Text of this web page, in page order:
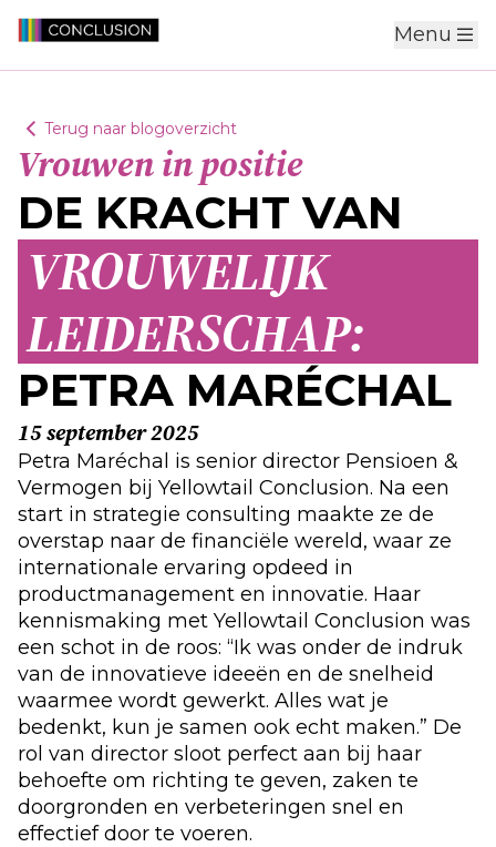
Menu
Terug naar blogoverzicht
Vrouwen in positie
DE KRACHT VAN
VROUWELIJK
LEIDERSCHAP:
PETRA MARÉCHAL
15 september 2025
Petra Maréchal is senior director Pensioen &
Vermogen bij Yellowtail Conclusion. Na een
start in strategie consulting maakte ze de
overstap naar de financiële wereld, waar ze
internationale ervaring opdeed in
productmanagement en innovatie. Haar
kennismaking met Yellowtail Conclusion was
een schot in de roos: “Ik was onder de indruk
van de innovatieve ideeën en de snelheid
waarmee wordt gewerkt. Alles wat je
bedenkt, kun je samen ook echt maken.” De
rol van director sloot perfect aan bij haar
behoefte om richting te geven, zaken te
doorgronden en verbeteringen snel en
effectief door te voeren.